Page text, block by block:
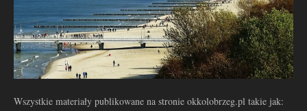
Wszystkie materiały publikowane na stronie okkolobrzeg.pl takie jak: